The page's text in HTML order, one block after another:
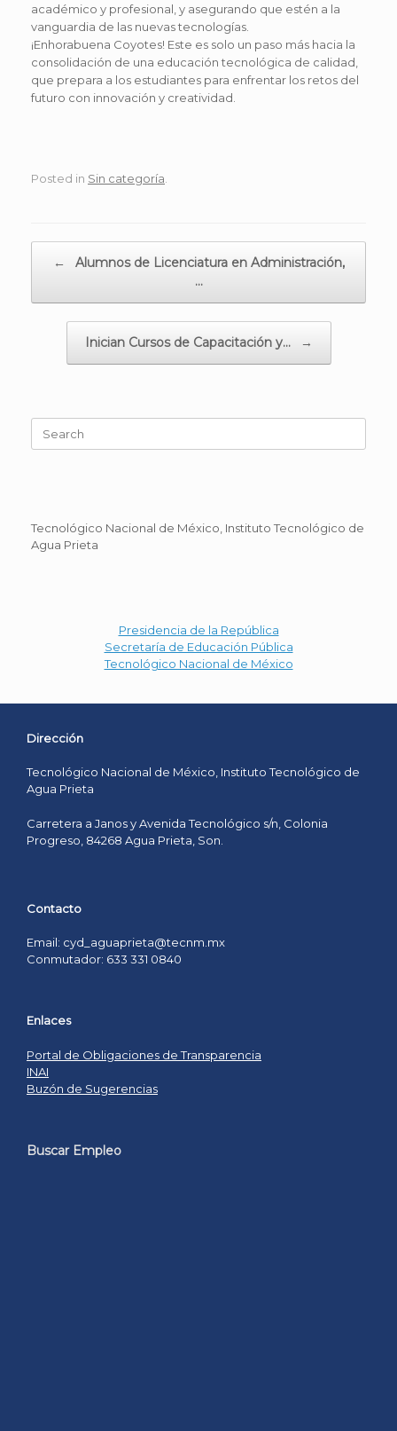
académico y profesional, y asegurando que estén a la
vanguardia de las nuevas tecnologías.
¡Enhorabuena Coyotes! Este es solo un paso más hacia la
consolidación de una educación tecnológica de calidad,
que prepara a los estudiantes para enfrentar los retos del
futuro con innovación y creatividad.
Posted in Sin categoría.
←
Alumnos de Licenciatura en Administración,
…
Inician Cursos de Capacitación y… →
for:
Tecnológico Nacional de México, Instituto Tecnológico de
Agua Prieta
Presidencia de la República
Secretaría de Educación Pública
Tecnológico Nacional de México
Dirección
Tecnológico Nacional de México, Instituto Tecnológico de
Agua Prieta
Carretera a Janos y Avenida Tecnológico s/n, Colonia
Progreso, 84268 Agua Prieta, Son.
Contacto
Email: cyd_aguaprieta@tecnm.mx
Conmutador: 633 331 0840
Enlaces
Portal de Obligaciones de Transparencia
INAI
Buzón de Sugerencias
Buscar Empleo